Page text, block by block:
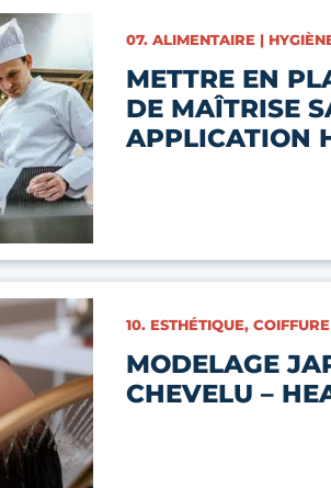
CATÉGORIES :
07. ALIMENTAIRE |
METTRE EN
DE MAÎTRISE
APPLICATION
CATÉGORIES :
10. ESTHÉTIQUE,
MODELAGE
CHEVELU –